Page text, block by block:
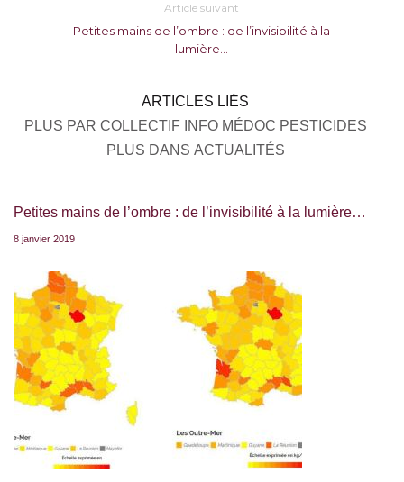
Article suivant
Petites mains de l’ombre : de l’invisibilité à la
lumière…
ARTICLES LIÉS
PLUS PAR COLLECTIF INFO MÉDOC PESTICIDES
PLUS DANS ACTUALITÉS
Petites mains de l’ombre : de l’invisibilité à la lumière…
8 janvier 2019